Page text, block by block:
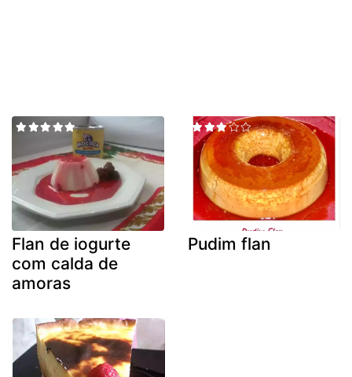
Flan de iogurte
com calda de
amoras
Pudim flan